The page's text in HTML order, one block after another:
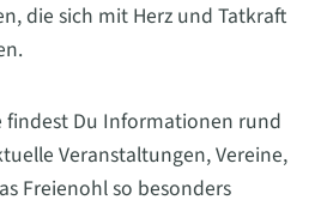
die sich mit Herz und Tatkraft
findest Du Informationen rund
Veranstaltungen, Vereine,
Freienohl so besonders